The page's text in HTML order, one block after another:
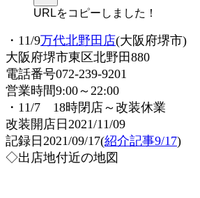
URLをコピーしました！
・11/9万代北野田店(大阪府堺市)
大阪府堺市東区北野田880
電話番号072-239-9201
営業時間9:00～22:00
・11/7 18時閉店～改装休業
改装開店日2021/11/09
記録日2021/09/17(紹介記事9/17)
◇出店地付近の地図